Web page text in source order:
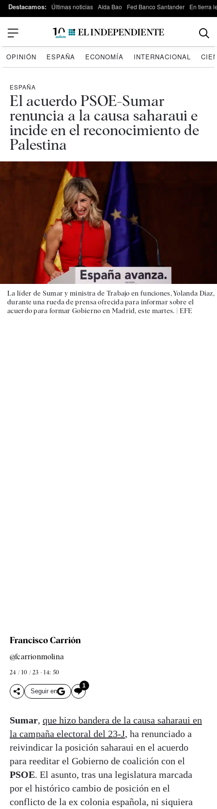
Destacamos: Últimas noticias Aída Bao Fed Banco Santander En tierra
OPINIÓN ESPAÑA ECONOMÍA INTERNACIONAL
ESPAÑA
El acuerdo PSOE-Sumar
renuncia a la causa saharaui e
incide en el reconocimiento de
Palestina
La líder de Sumar y ministra de Trabajo en funciones, Yolanda Díaz,
durante una rueda de prensa ofrecida para informar sobre el
acuerdo para formar Gobierno en Madrid, este martes. | EFE
Francisco Carrión
@fcarrionmolina
24 / 10 / 23 - 14: 50
Seguir en
1
Sumar, que hizo bandera de la causa saharaui en
la campaña electoral del 23-J, ha renunciado a
reivindicar la posición saharaui en el acuerdo
para reeditar el Gobierno de coalición con el
PSOE. El asunto, tras una legislatura marcada
por el histórico cambio de posición en el
conflicto de la ex colonia española, ni siquiera